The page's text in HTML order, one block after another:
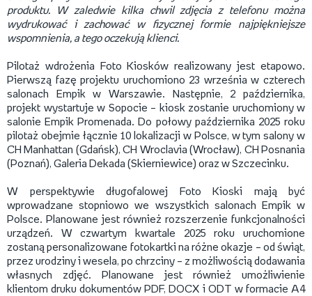
produktu. W zaledwie kilka chwil zdjęcia z telefonu można
wydrukować i zachować w fizycznej formie najpiękniejsze
wspomnienia, a tego oczekują klienci.
Pilotaż wdrożenia Foto Kiosków realizowany jest etapowo.
Pierwszą fazę projektu uruchomiono 23 września w czterech
salonach Empik w Warszawie. Następnie, 2 października,
projekt wystartuje w Sopocie – kiosk zostanie uruchomiony w
salonie Empik Promenada. Do połowy października 2025 roku
pilotaż obejmie łącznie 10 lokalizacji w Polsce, w tym salony w
CH Manhattan (Gdańsk), CH Wroclavia (Wrocław), CH Posnania
(Poznań), Galeria Dekada (Skierniewice) oraz w Szczecinku.
W perspektywie długofalowej Foto Kioski mają być
wprowadzane stopniowo we wszystkich salonach Empik w
Polsce. Planowane jest również rozszerzenie funkcjonalności
urządzeń. W czwartym kwartale 2025 roku uruchomione
zostaną personalizowane fotokartki na różne okazje – od świąt,
przez urodziny i wesela, po chrzciny – z możliwością dodawania
własnych zdjęć. Planowane jest również umożliwienie
klientom druku dokumentów PDF, DOCX i ODT w formacie A4